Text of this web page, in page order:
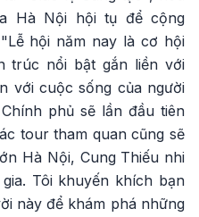
Hà Nội hội tụ để cộng
hội năm nay là cơ hội
​​trúc nổi bật gắn liền với
với cuộc sống của người
phủ sẽ lần đầu tiên
tour tham quan cũng sẽ
Hà Nội, Cung Thiếu nhi
Tôi khuyến khích bạn
này để khám phá những